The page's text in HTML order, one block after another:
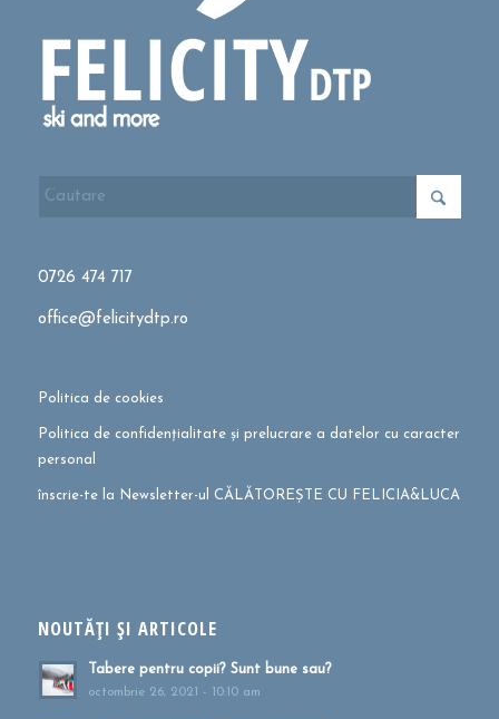
0726 474 717
office@felicitydtp.ro
Politica de cookies
Politica de confidențialitate și prelucrare a datelor cu caracter
personal
înscrie-te la Newsletter-ul CĂLĂTOREȘTE CU FELICIA&LUCA
NOUTĂȚI ȘI ARTICOLE
Tabere pentru copii? Sunt bune sau?
octombrie 26, 2021 - 10:10 am